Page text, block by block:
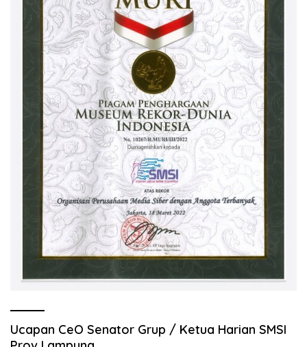
Ucapan CeO Senator Grup / Ketua Harian SMSI